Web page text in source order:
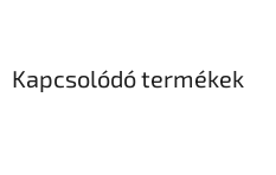
Kapcsolódó termékek